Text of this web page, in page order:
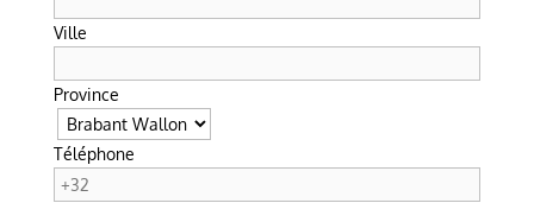
Ville
Province
Téléphone